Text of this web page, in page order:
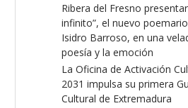
Ribera del Fresno
infinito”, el nuevo
Isidro Barroso, en una
poesía y la emoción
La Oficina de Activación
2031 impulsa su primera
Cultural de Extremadura